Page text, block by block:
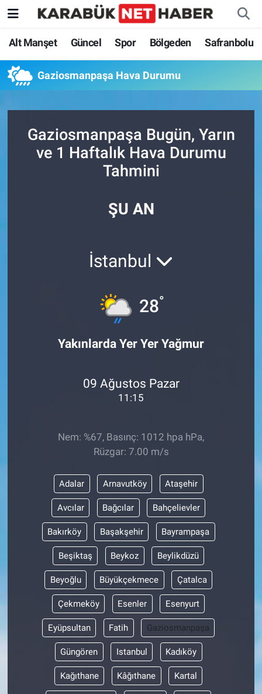
Alt Manşet Güncel Spor Bölgeden Safranbolu
Gaziosmanpaşa Hava Durumu
Gaziosmanpaşa Bugün, Yarın
ve 1 Haftalık Hava Durumu
Tahmini
ŞU AN
İstanbul
28°
Yakınlarda Yer Yer Yağmur
09 Ağustos Pazar
11:15
Nem: %67, Basınç: 1012 hpa hPa,
Rüzgar: 7.00 m/s
Adalar Arnavutköy Ataşehir
Avcılar Bağcılar Bahçelievler
Bakırköy Başakşehir Bayrampaşa
Beşiktaş Beykoz Beylikdüzü
Beyoğlu Büyükçekmece Çatalca
Çekmeköy Esenler Esenyurt
Eyüpsultan Fatih Gaziosmanpaşa
Güngören Istanbul Kadıköy
Kağıthane Kâğıthane Kartal